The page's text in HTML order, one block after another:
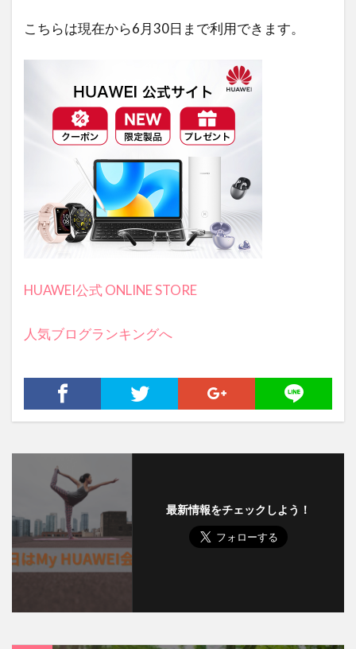
こちらは現在から6月30日まで利用できます。
HUAWEI公式 ONLINE STORE
人気ブログランキングへ
最新情報をチェックしよう！